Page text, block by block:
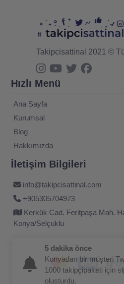
Takipcisattinal 2021 ©
Hızlı Menü
Ana Sayfa
Kurumsal
Blog
Hakkımızda
İletişim Bilgileri
info@takipcisattinal.com
+905305704973
Kerkük Cad. Feritpaşa Mah.
Konya/Selçuklu
5 dakika önce
Konyadan bir müşteri
1000 takipçipaketi için
oluşturdu.